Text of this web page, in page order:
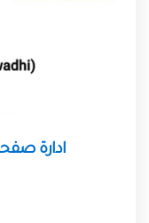
ادارة